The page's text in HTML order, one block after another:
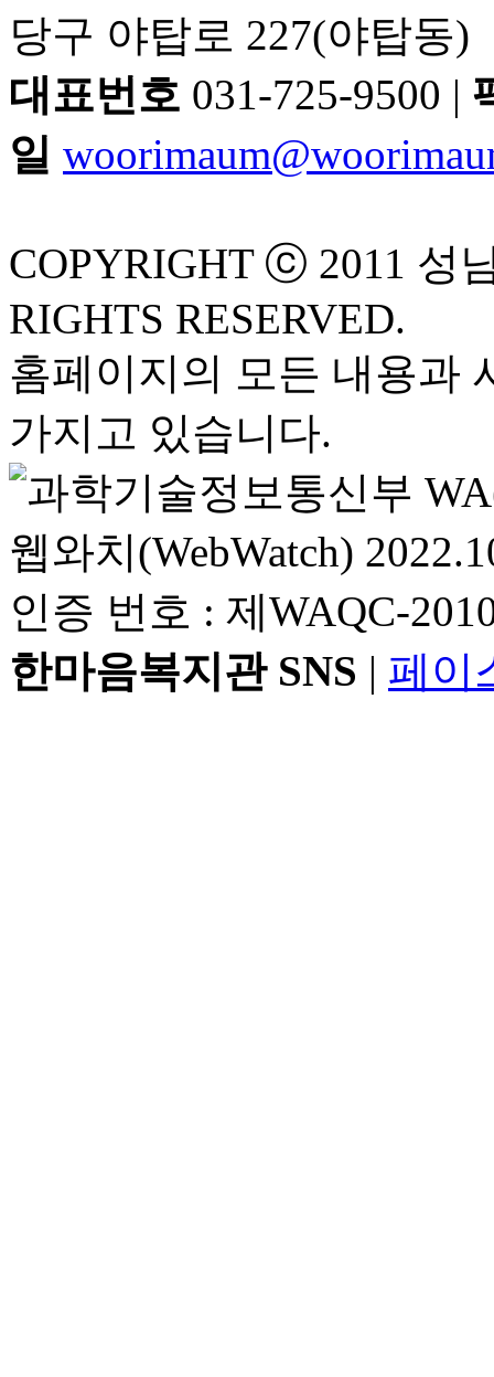
당구 야탑로 227(야탑동)
대표번호 031-725-9500 |
일
COPYRIGHT ⓒ 2011 성
RIGHTS RESERVED.
홈페이지의 모든 내용과
가지고 있습니다.
한마음복지관 SNS | 페이